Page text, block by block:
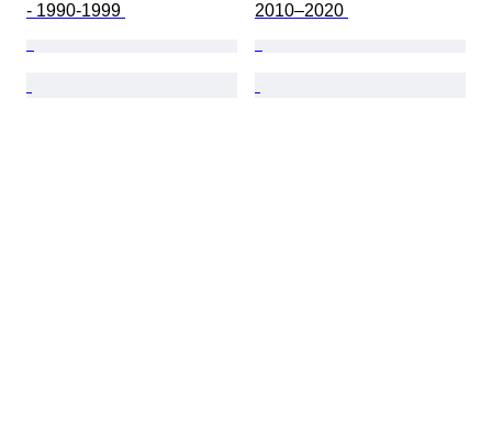
- 1990-1999
2010–2020